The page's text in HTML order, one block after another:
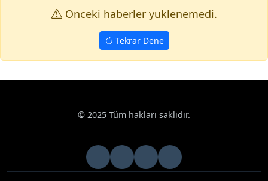
Onceki haberler yuklenemedi.
Tekrar Dene
© 2025 Tüm hakları saklıdır.